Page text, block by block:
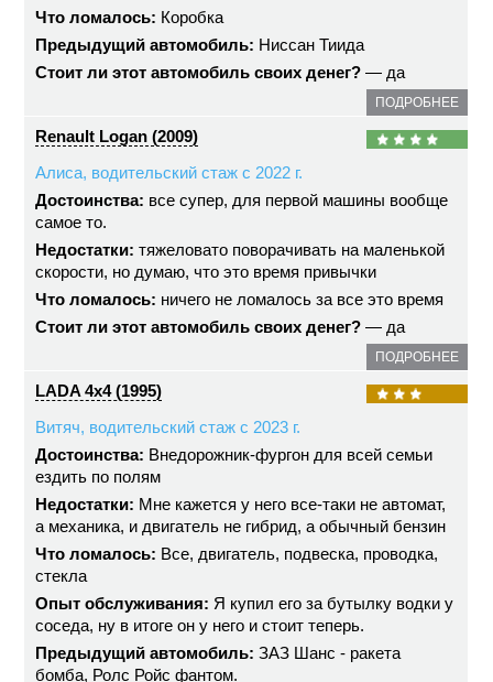
Что ломалось: Коробка
Предыдущий автомобиль: Ниссан Тиида
Стоит ли этот автомобиль своих денег? — да
ПОДРОБНЕЕ
Renault Logan (2009)
Алиса, водительский стаж с 2022 г.
Достоинства: все супер, для первой машины вообще
самое то.
Недостатки: тяжеловато поворачивать на маленькой
скорости, но думаю, что это время привычки
Что ломалось: ничего не ломалось за все это время
Стоит ли этот автомобиль своих денег? — да
ПОДРОБНЕЕ
LADA 4x4 (1995)
Витяч, водительский стаж с 2023 г.
Достоинства: Внедорожник-фургон для всей семьи
ездить по полям
Недостатки: Мне кажется у него все-таки не автомат,
а механика, и двигатель не гибрид, а обычный бензин
Что ломалось: Все, двигатель, подвеска, проводка,
стекла
Опыт обслуживания: Я купил его за бутылку водки у
соседа, ну в итоге он у него и стоит теперь.
Предыдущий автомобиль: ЗАЗ Шанс - ракета
бомба, Ролс Ройс фантом.